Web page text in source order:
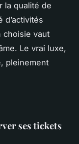
la qualité de
d’activités
choisie vaut
Le vrai luxe,
pleinement
ses tickets